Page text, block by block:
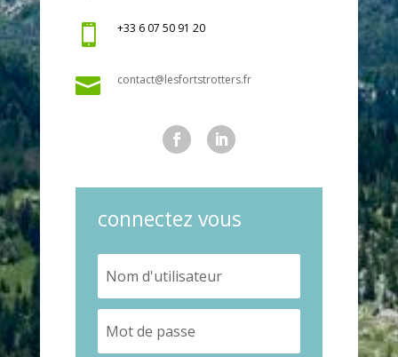
 +33 6 07 50 91 20
 contact@lesfortstrotters.fr
connectez vous